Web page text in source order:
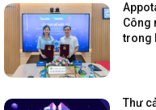
Công
trong
Thư